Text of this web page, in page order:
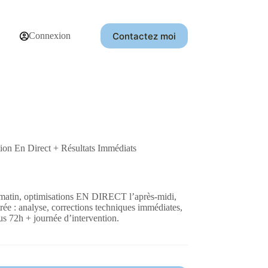
Connexion Contactez moi
En Direct + Résultats Immédiats
optimisations EN DIRECT l’après-midi,
: analyse, corrections techniques immédiates,
72h + journée d’intervention.